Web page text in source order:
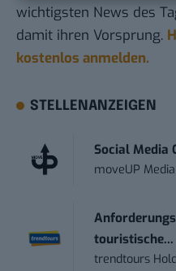
wichtigsten News des
damit ihren Vorsprung.
kostenlos anmelden.
STELLENANZEIGEN
Social Media
moveUP
touristische...
trendtours